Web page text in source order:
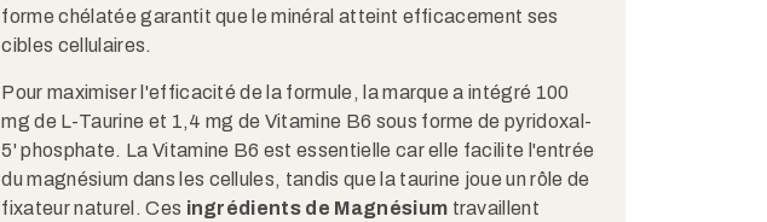
forme chélatée garantit que le minéral atteint efficacement ses
cibles cellulaires.
Pour maximiser l'efficacité de la formule, la marque a intégré 100
mg de L-Taurine et 1,4 mg de Vitamine B6 sous forme de pyridoxal-
5' phosphate. La Vitamine B6 est essentielle car elle facilite l'entrée
du magnésium dans les cellules, tandis que la taurine joue un rôle de
fixateur naturel. Ces ingrédients de Magnésium travaillent